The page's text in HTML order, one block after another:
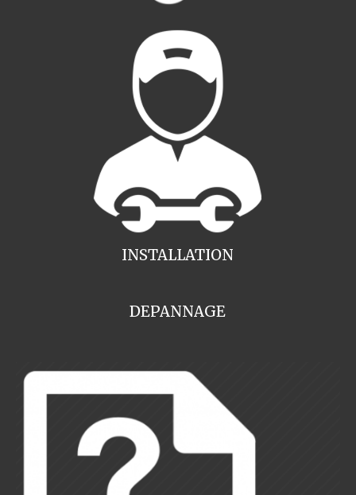
INSTALLATION
DEPANNAGE